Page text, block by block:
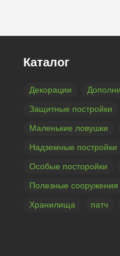
Каталог
Декорации
Защитные постройки
Маленькие ловушки
Надземные постройки
Особые посторойки
Полезные сооружения
Хранилища
патч